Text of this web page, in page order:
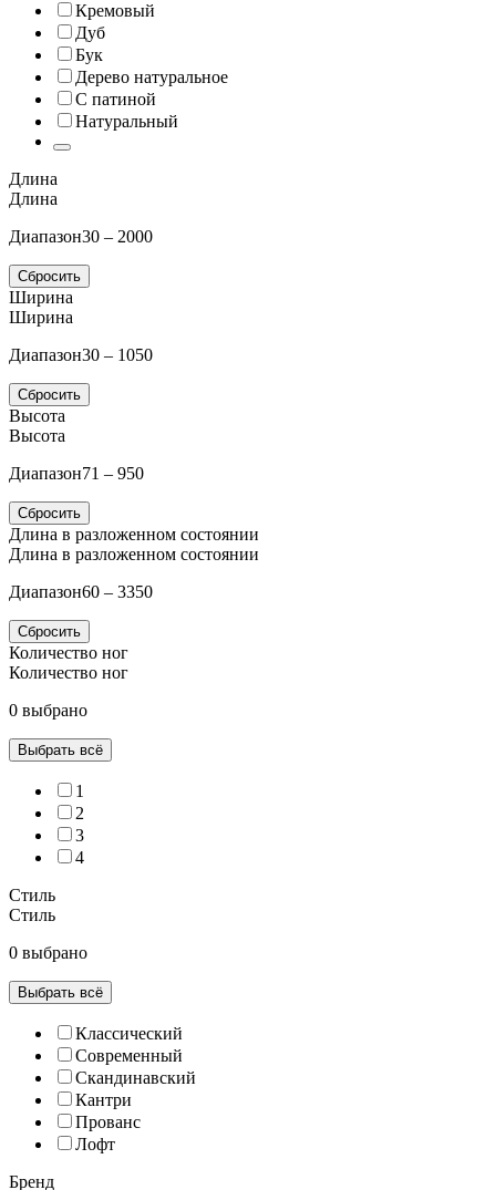
Кремовый
Дуб
Бук
Дерево натуральное
С патиной
Натуральный
Длина
Длина
Диапазон30 – 2000
Сбросить
Ширина
Ширина
Диапазон30 – 1050
Сбросить
Высота
Высота
Диапазон71 – 950
Сбросить
Длина в разложенном состоянии
Длина в разложенном состоянии
Диапазон60 – 3350
Сбросить
Количество ног
Количество ног
0 выбрано
Выбрать всё
1
2
3
4
Стиль
Стиль
0 выбрано
Выбрать всё
Классический
Современный
Скандинавский
Кантри
Прованс
Лофт
Бренд